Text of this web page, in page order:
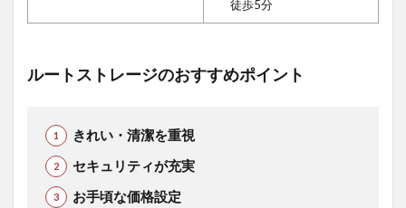
徒歩5分
ルートストレージのおすすめポイント
きれい・清潔を重視
セキュリティが充実
お手頃な価格設定